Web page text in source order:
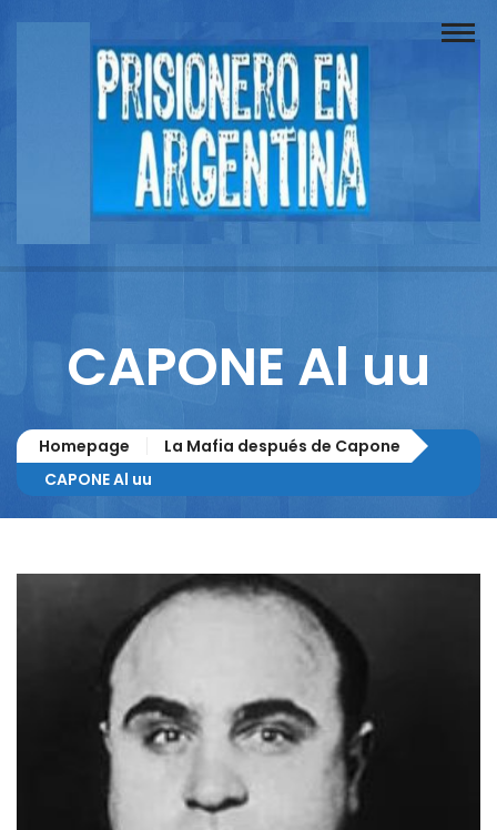
Buscador
Documentos
Reportajes
Columnistas
Contacto
CAPONE Al uu
Homepage
La Mafia después de Capone
CAPONE Al uu